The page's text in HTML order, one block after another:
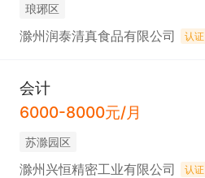
琅琊区
滁州润泰清真食品有限公司 认证
会计
6000-8000元/月
苏滁园区
滁州兴恒精密工业有限公司 认证